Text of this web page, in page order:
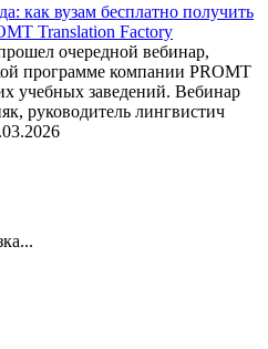
как вузам бесплатно получить
Translation Factory
очередной вебинар,
программе компании PROMT
учебных заведений. Вебинар
руководитель лингвистич